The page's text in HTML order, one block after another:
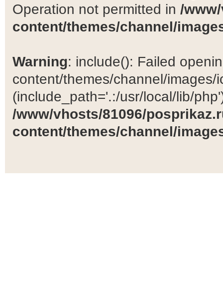
Operation not permitted in /
content/themes/channel/
Warning: include(): Failed
content/themes/channel/images/
(include_path='.:/usr/local/lib/
/www/vhosts/81096/
content/themes/channel/